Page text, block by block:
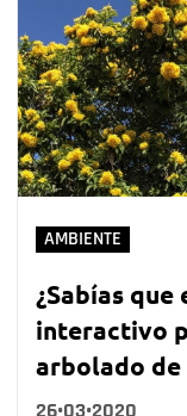
AMBIENTE
¿Sabías
interactivo
arbolado de